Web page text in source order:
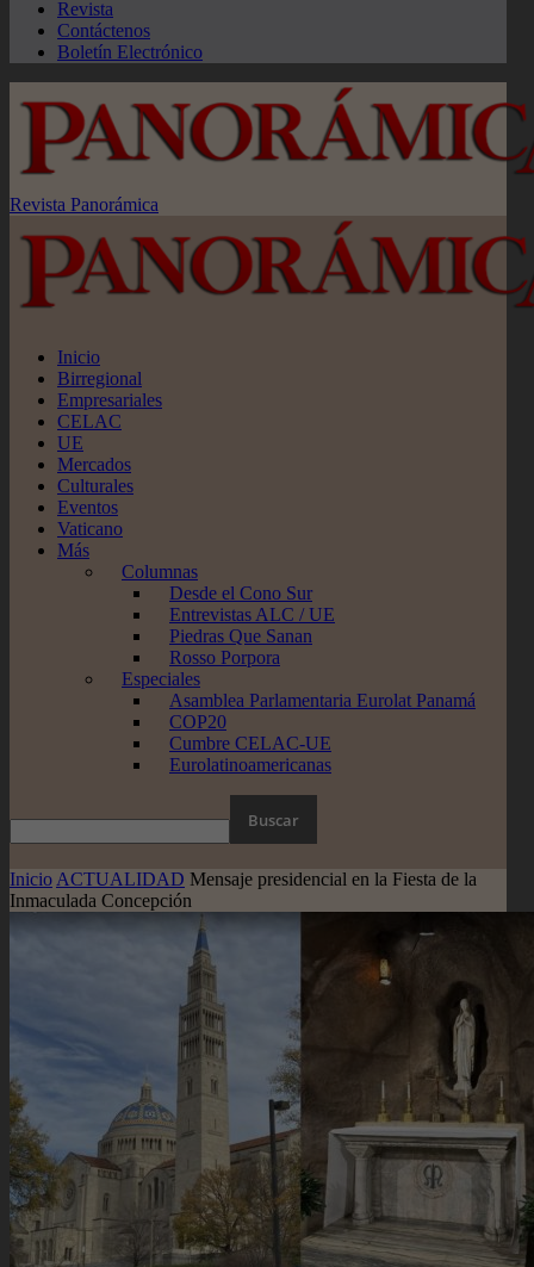
Revista
Contáctenos
Boletín Electrónico
Revista Panorámica
Inicio
Birregional
Empresariales
CELAC
UE
Mercados
Culturales
Eventos
Vaticano
Más
Columnas
Desde el Cono Sur
Entrevistas ALC / UE
Piedras Que Sanan
Rosso Porpora
Especiales
Asamblea Parlamentaria Eurolat Panamá
COP20
Cumbre CELAC-UE
Eurolatinoamericanas
Inicio ACTUALIDAD Mensaje presidencial en la Fiesta de la
Inmaculada Concepción